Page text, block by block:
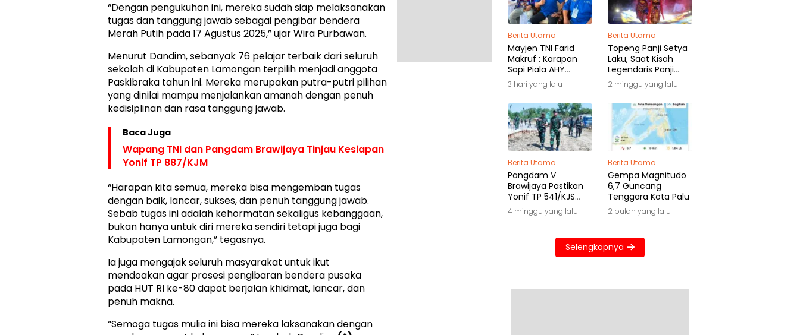
“Dengan pengukuhan ini, mereka sudah siap melaksanakan
tugas dan tanggung jawab sebagai pengibar bendera
Merah Putih pada 17 Agustus 2025,” ujar Wira Purbawan.
Menurut Dandim, sebanyak 76 pelajar terbaik dari seluruh
sekolah di Kabupaten Lamongan terpilih menjadi anggota
Paskibraka tahun ini. Mereka merupakan putra-putri pilihan
yang dinilai mampu menjalankan amanah dengan penuh
kedisiplinan dan rasa tanggung jawab.
Baca Juga
Wapang TNI dan Pangdam Brawijaya Tinjau Kesiapan
Yonif TP 887/KJM
“Harapan kita semua, mereka bisa mengemban tugas
dengan baik, lancar, sukses, dan penuh tanggung jawab.
Sebab tugas ini adalah kehormatan sekaligus kebanggaan,
bukan hanya untuk diri mereka sendiri tetapi juga bagi
Kabupaten Lamongan,” tegasnya.
Ia juga mengajak seluruh masyarakat untuk ikut
mendoakan agar prosesi pengibaran bendera pusaka
pada HUT RI ke-80 dapat berjalan khidmat, lancar, dan
penuh makna.
“Semoga tugas mulia ini bisa mereka laksanakan dengan
Berita Utama
Mayjen TNI Farid
Makruf : Karapan
Sapi Piala AHY
Menjaga Warisan
Madura
3 hari yang lalu
Berita Utama
Topeng Panji Setya
Laku, Saat Kisah
Legendaris Panji
Kembali Menyapa
Malang
2 minggu yang lalu
Berita Utama
Pangdam V
Brawijaya Pastikan
Yonif TP 541/KJS
Tepat Waktu
4 minggu yang lalu
Berita Utama
Gempa Magnitudo
6,7 Guncang
Tenggara Kota Palu
2 bulan yang lalu
Selengkapnya